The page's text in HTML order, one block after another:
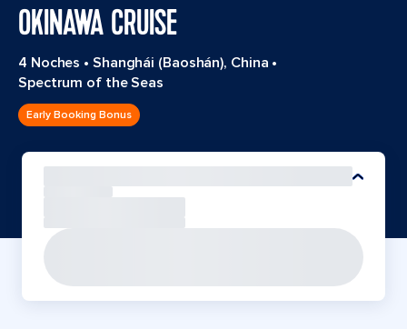
OKINAWA CRUISE
4 Noches • Shanghái (Baoshán), China •
Spectrum of the Seas
Early Booking Bonus